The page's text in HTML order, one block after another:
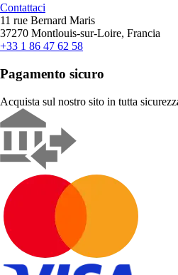
Contattaci
11 rue Bernard Maris
37270 Montlouis-sur-Loire, Francia
+33 1 86 47 62 58
Pagamento sicuro
Acquista sul nostro sito in tutta